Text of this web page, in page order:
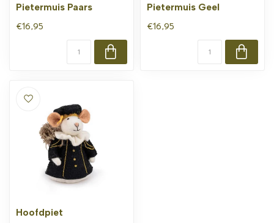
Pietermuis Paars
€16,95
Pietermuis Geel
€16,95
Hoofdpiet